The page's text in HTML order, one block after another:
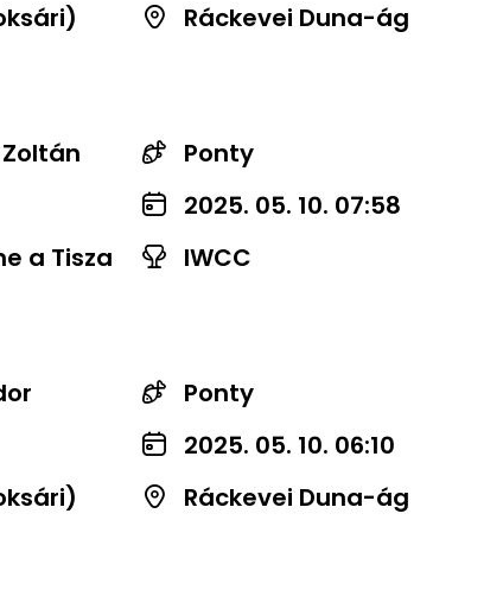
Ráckevei Duna-ág
Ponty
2025. 05. 10. 07:58
a Tisza
IWCC
Ponty
2025. 05. 10. 06:10
Ráckevei Duna-ág